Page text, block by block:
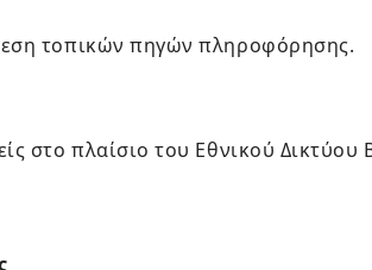
τοπικών πηγών πληροφόρησης.
στο πλαίσιο του Εθνικού Δικτύου